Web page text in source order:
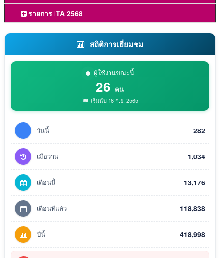
รายการ ITA 2568
สถิติการเยี่ยมชม
ผู้ใช้งานขณะนี้
26 คน
เริ่มนับ 16 ก.ย. 2565
วันนี้ 282
เมื่อวาน 1,034
เดือนนี้ 13,176
เดือนที่แล้ว 118,838
ปีนี้ 418,998